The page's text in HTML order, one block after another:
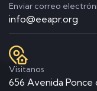
Enviar correo
info@eeapr.org
Visitanos
656 Avenida Ponce